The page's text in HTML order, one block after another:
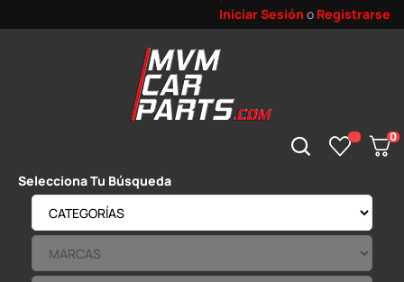
Iniciar Sesión o Registrarse
0
Selecciona Tu Búsqueda